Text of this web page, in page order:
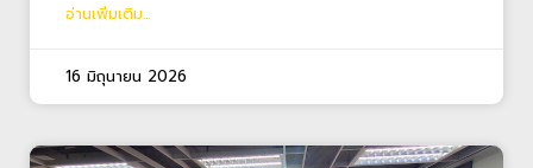
อ่านเพิ่มเติม...
16 มิถุนายน 2026